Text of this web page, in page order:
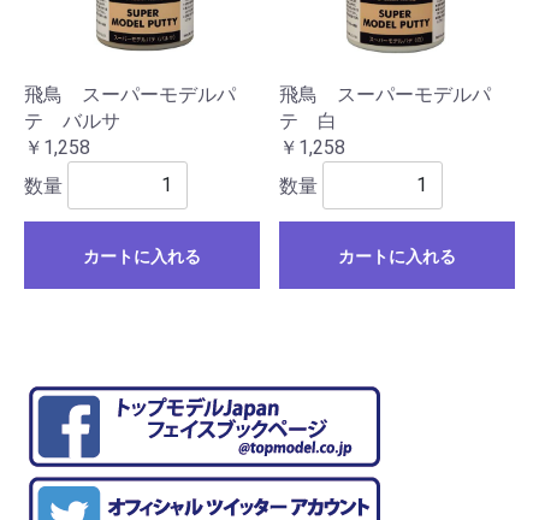
飛鳥 スーパーモデルパ
テ バルサ
￥1,258
数量
カートに入れる
飛鳥 スーパーモデルパ
テ 白
￥1,258
数量
カートに入れる